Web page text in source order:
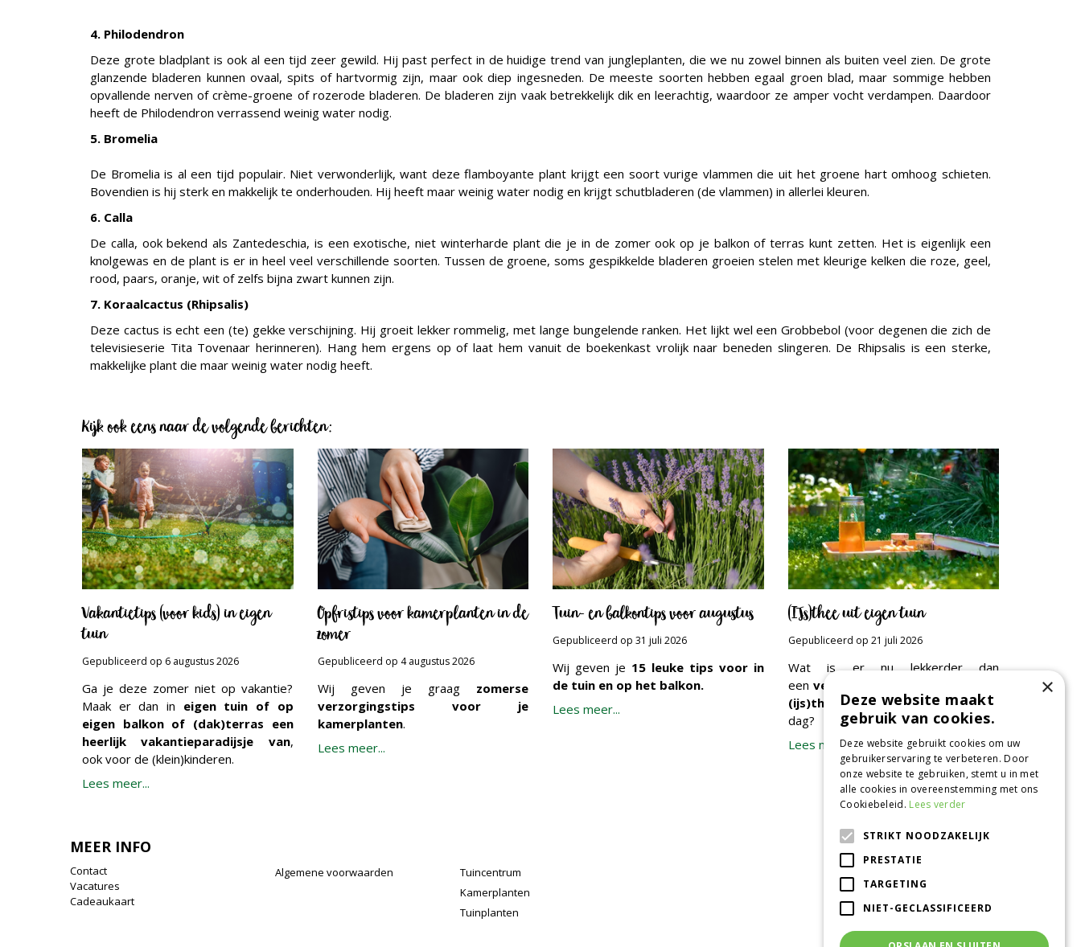
4. Philodendron
Deze grote bladplant is ook al een tijd zeer gewild. Hij past perfect in de huidige trend van jungleplanten, die we nu zowel binnen als buiten veel zien. De grote
glanzende bladeren kunnen ovaal, spits of hartvormig zijn, maar ook diep ingesneden. De meeste soorten hebben egaal groen blad, maar sommige hebben
opvallende nerven of crème-groene of rozerode bladeren. De bladeren zijn vaak betrekkelijk dik en leerachtig, waardoor ze amper vocht verdampen. Daardoor
heeft de Philodendron verrassend weinig water nodig.
5. Bromelia
De Bromelia is al een tijd populair. Niet verwonderlijk, want deze flamboyante plant krijgt een soort vurige vlammen die uit het groene hart omhoog schieten.
Bovendien is hij sterk en makkelijk te onderhouden. Hij heeft maar weinig water nodig en krijgt schutbladeren (de vlammen) in allerlei kleuren.
6. Calla
De calla, ook bekend als Zantedeschia, is een exotische, niet winterharde plant die je in de zomer ook op je balkon of terras kunt zetten. Het is eigenlijk een
knolgewas en de plant is er in heel veel verschillende soorten. Tussen de groene, soms gespikkelde bladeren groeien stelen met kleurige kelken die roze, geel,
rood, paars, oranje, wit of zelfs bijna zwart kunnen zijn.
7. Koraalcactus (Rhipsalis)
Deze cactus is echt een (te) gekke verschijning. Hij groeit lekker rommelig, met lange bungelende ranken. Het lijkt wel een Grobbebol (voor degenen die zich de
televisieserie Tita Tovenaar herinneren). Hang hem ergens op of laat hem vanuit de boekenkast vrolijk naar beneden slingeren. De Rhipsalis is een sterke,
makkelijke plant die maar weinig water nodig heeft.
Kijk ook eens naar de volgende berichten:
Vakantietips (voor kids) in eigen
tuin
Gepubliceerd op 6 augustus 2026
Ga je deze zomer niet op vakantie?
Maak er dan in eigen tuin of op
eigen balkon of (dak)terras een
heerlijk vakantieparadijsje van,
ook voor de (klein)kinderen.
Lees meer...
Opfristips voor kamerplanten in de
zomer
Gepubliceerd op 4 augustus 2026
Wij geven je graag zomerse
verzorgingstips voor je
kamerplanten.
Lees meer...
Tuin- en balkontips voor augustus
Gepubliceerd op 31 juli 2026
Wij geven je 15 leuke tips voor in
de tuin en op het balkon.
Lees meer...
(IJs)thee uit eigen tuin
Gepubliceerd op 21 juli 2026
Wat is er nu lekkerder dan
eenverfrissende of verkwikkende
(ijs)thee
, op een mooie, zomerse
dag?
Lees meer...
MEER INFO
Contact
Vacatures
Cadeaukaart
CONTACT
Tuincentrum de Oude Tol
Grintweg 360
6704 AS Wageningen
0317 - 41 08 35
info@tuincentrumdeoudetol.nl
Algemene voorwaarden
Tuincentrum
Kamerplanten
Tuinplanten
×
Deze website maakt
gebruik van cookies.
Deze website gebruikt cookies om uw
gebruikerservaring te verbeteren. Door
onze website te gebruiken, stemt u in met
alle cookies in overeenstemming met ons
Cookiebeleid. Lees verder
STRIKT NOODZAKELIJK
PRESTATIE
TARGETING
NIET-GECLASSIFICEERD